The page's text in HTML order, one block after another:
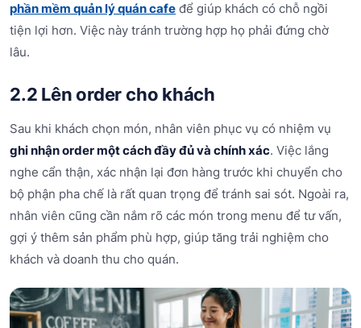
phần mềm quản lý quán cafe để giúp khách có chỗ ngồi
tiện lợi hơn. Việc này tránh trường hợp họ phải đứng chờ
lâu.
2.2 Lên order cho khách
Sau khi khách chọn món, nhân viên phục vụ có nhiệm vụ
ghi nhận order một cách đầy đủ và chính xác. Việc lắng
nghe cẩn thận, xác nhận lại đơn hàng trước khi chuyển cho
bộ phận pha chế là rất quan trọng để tránh sai sót. Ngoài ra,
nhân viên cũng cần nắm rõ các món trong menu để tư vấn,
gợi ý thêm sản phẩm phù hợp, giúp tăng trải nghiệm cho
khách và doanh thu cho quán.